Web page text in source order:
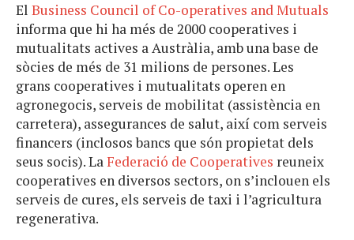
El Business Council of Co-operatives and Mutuals
informa que hi ha més de 2000 cooperatives i
mutualitats actives a Austràlia, amb una base de
sòcies de més de 31 milions de persones. Les
grans cooperatives i mutualitats operen en
agronegocis, serveis de mobilitat (assistència en
carretera), assegurances de salut, així com serveis
financers (inclosos bancs que són propietat dels
seus socis). LaFederació de Cooperatives reuneix
cooperatives en diversos sectors, on s’inclouen els
serveis de cures, els serveis de taxi i l’agricultura
regenerativa.